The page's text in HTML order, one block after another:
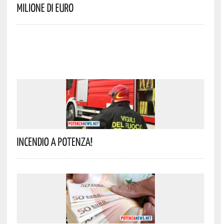
Milione Di Euro
Incendio A Potenza!